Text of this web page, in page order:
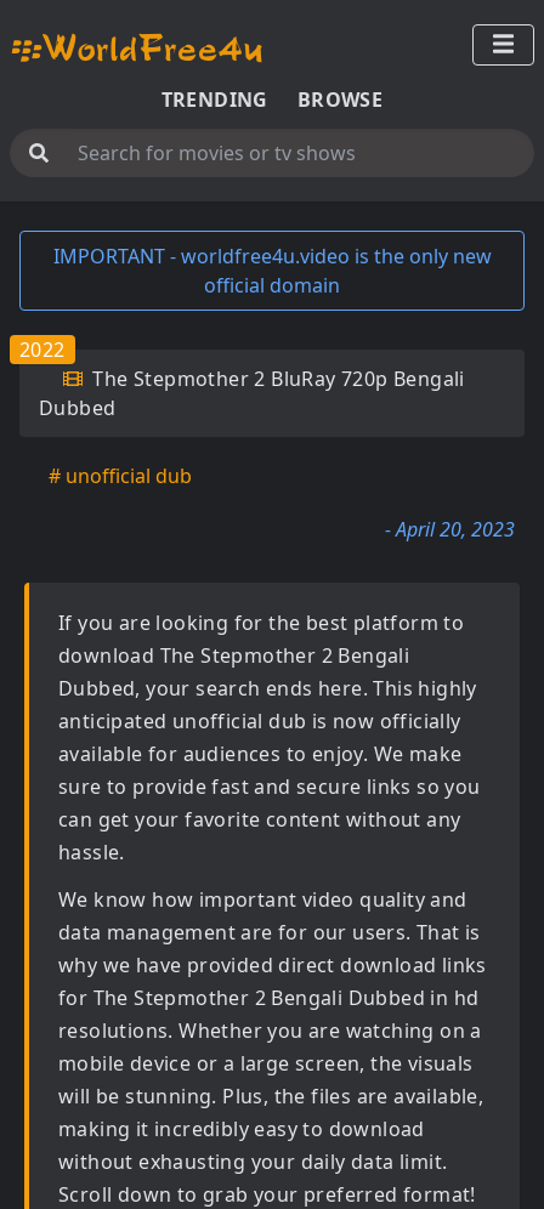
TRENDING BROWSE
IMPORTANT - worldfree4u.video is the only new
official domain
The Stepmother 2 BluRay 720p Bengali
Dubbed
2022
# unofficial dub
- April 20, 2023
If you are looking for the best platform to
download The Stepmother 2 Bengali
Dubbed, your search ends here. This highly
anticipated unofficial dub is now officially
available for audiences to enjoy. We make
sure to provide fast and secure links so you
can get your favorite content without any
hassle.
We know how important video quality and
data management are for our users. That is
why we have provided direct download links
for The Stepmother 2 Bengali Dubbed in hd
resolutions. Whether you are watching on a
mobile device or a large screen, the visuals
will be stunning. Plus, the files are available,
making it incredibly easy to download
without exhausting your daily data limit.
Scroll down to grab your preferred format!